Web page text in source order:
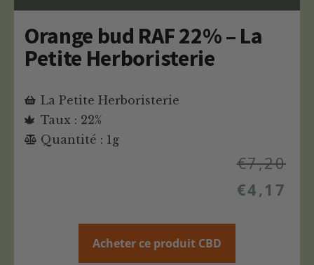
Orange bud RAF 22% – La
Petite Herboristerie
La Petite Herboristerie
Taux : 22%
Quantité : 1g
€7,20
€4,17
Acheter ce produit CBD